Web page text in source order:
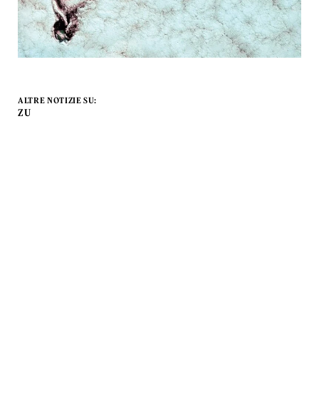
ALTRE NOTIZIE SU:
ZU